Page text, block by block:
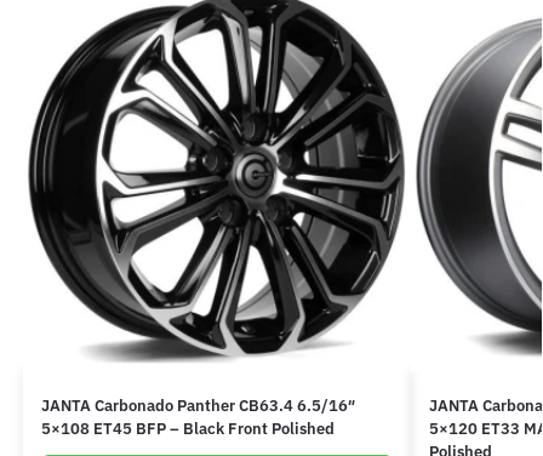
JANTA Carbonado Panther CB63.4 6.5/16″
5×108 ET45 BFP – Black Front Polished
JANTA
5×120 ET33
Polished